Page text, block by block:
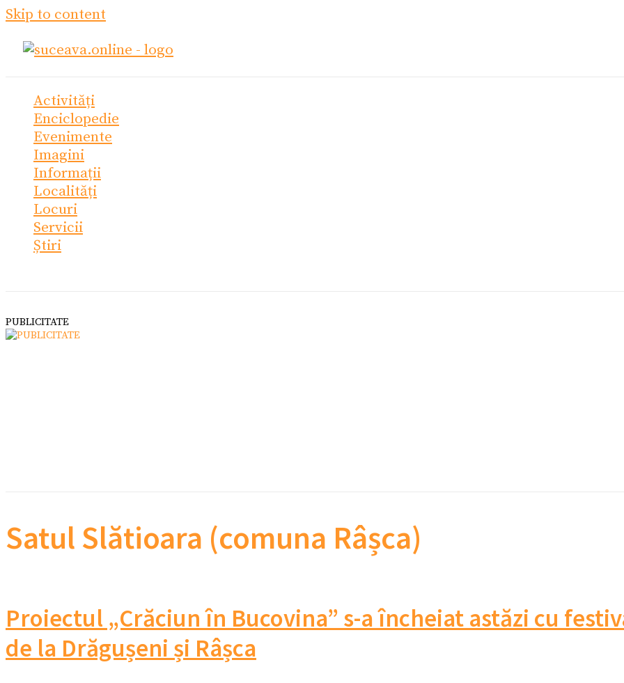
Skip to content
Activități
Enciclopedie
Evenimente
Imagini
Informații
Localități
Locuri
Servicii
Știri
PUBLICITATE
Satul Slătioara (comuna Râșca)
Proiectul „Crăciun în Bucovina” s-a încheiat astăzi cu
de la Drăgușeni și Râșca